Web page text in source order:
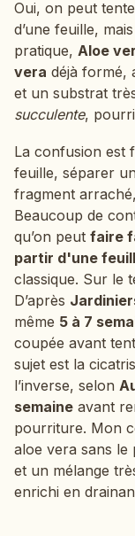
Oui, on peut
d’une feuille,
pratique, Aloe
vera déjà formé,
et un substrat
succulente,
La confusion est
feuille, séparer
fragment
Beaucoup de
qu’on peut faire
partir d'une
classique. Sur le
D’après
même 5 à 7
coupée avant
sujet est la
l’inverse, selon
semaine avant
pourriture. Mon
aloe vera sans le
et un mélange
enrichi en